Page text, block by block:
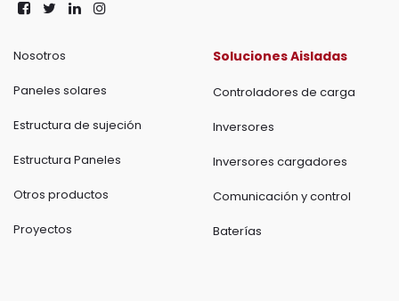
Nosotros
Paneles solares
Estructura de sujeción
Estructura Paneles
Otros productos
Proyectos
Soluciones Aisladas
Controladores de carga
Inversores
Inversores cargadores
Comunicación y control
Baterías